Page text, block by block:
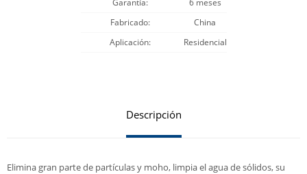
Garantía
6 meses
Fabricado
China
Aplicación
Residencial
Descripción
Elimina gran parte de partículas y moho, limpia el agua de sólidos, su